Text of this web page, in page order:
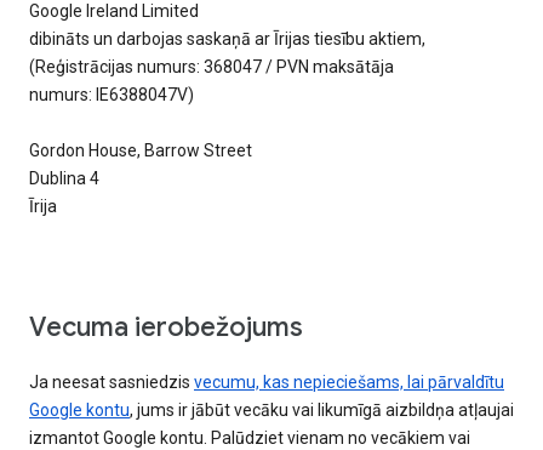
Google Ireland Limited
dibināts un darbojas saskaņā ar Īrijas tiesību aktiem,
(Reģistrācijas numurs: 368047 / PVN maksātāja
numurs: IE6388047V)
Gordon House, Barrow Street
Dublina 4
Īrija
Vecuma ierobežojums
Ja neesat sasniedzis vecumu, kas nepieciešams, lai pārvaldītu
Google kontu, jums ir jābūt vecāku vai likumīgā aizbildņa atļaujai
izmantot Google kontu. Palūdziet vienam no vecākiem vai